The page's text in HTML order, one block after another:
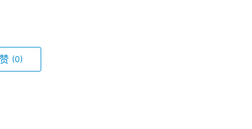
赞 (0)